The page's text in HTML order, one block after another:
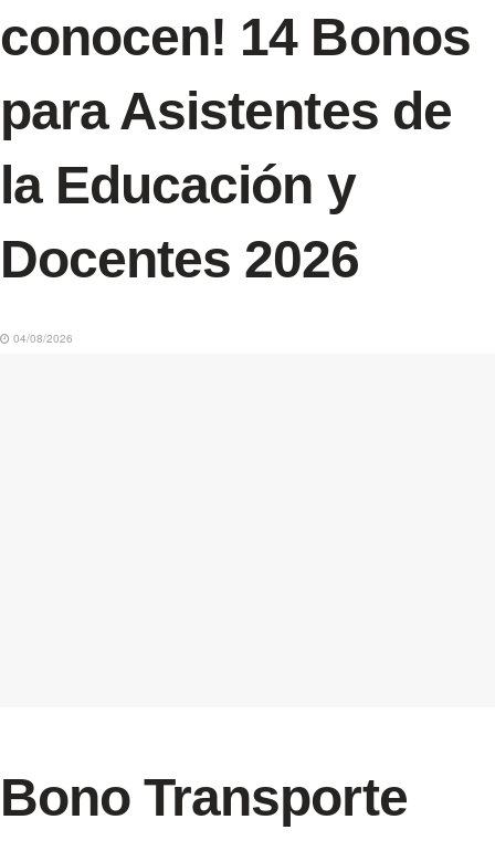
conocen! 14 Bonos
para Asistentes de
la Educación y
Docentes 2026
04/08/2026
Bono Transporte